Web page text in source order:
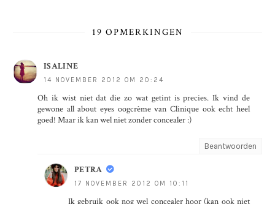
19 OPMERKINGEN
ISALINE
14 NOVEMBER 2012 OM 20:24
Oh ik wist niet dat die zo wat getint is precies. Ik vind de
gewone all about eyes oogcrème van Clinique ook echt heel
goed! Maar ik kan wel niet zonder concealer :)
Beantwoorden
PETRA
17 NOVEMBER 2012 OM 10:11
Ik gebruik ook nog wel concealer hoor (kan ook niet